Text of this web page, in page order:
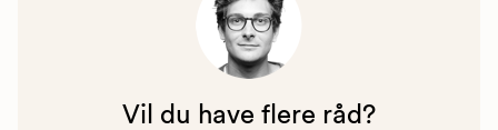
Vil du have flere råd?